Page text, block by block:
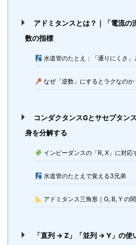
アドミタンスとは？｜「電流の
数の指標
水道管のたとえ：「通りにくさ」
なぜ「逆数」にするとラクなのか
コンダクタンスGとサセプタン
身を分解する
インピーダンスの「R, X」に対応
水道管のたとえで覚える3兄弟
アドミタンス三角形｜G, B, Y の
「直列 → Z」「並列 → Y」の使